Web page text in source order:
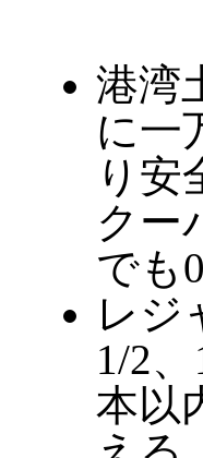
港湾
に一
り安
クー
でも
レジ
1/2
本以